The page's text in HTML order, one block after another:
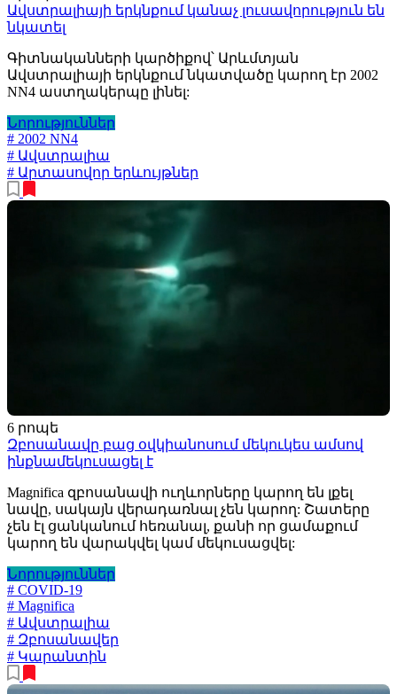
Ավստրալիայի երկնքում կանաչ լուսավորություն են
նկատել
Գիտնականների կարծիքով՝ Արևմտյան
Ավստրալիայի երկնքում նկատվածը կարող էր 2002
NN4 աստղակերպը լինել:
Նորություններ
# 2002 NN4
# Ավստրալիա
# Արտասովոր երևույթներ
6 րոպե
Զբոսանավը բաց օվկիանոսում մեկուկես ամսով
ինքնամեկուսացել է
Magnifica զբոսանավի ուղևորները կարող են լքել
նավը, սակայն վերադառնալ չեն կարող: Շատերը
չեն էլ ցանկանում հեռանալ, քանի որ ցամաքում
կարող են վարակվել կամ մեկուսացվել:
Նորություններ
# COVID-19
# Magnifica
# Ավստրալիա
# Զբոսանավեր
# Կարանտին